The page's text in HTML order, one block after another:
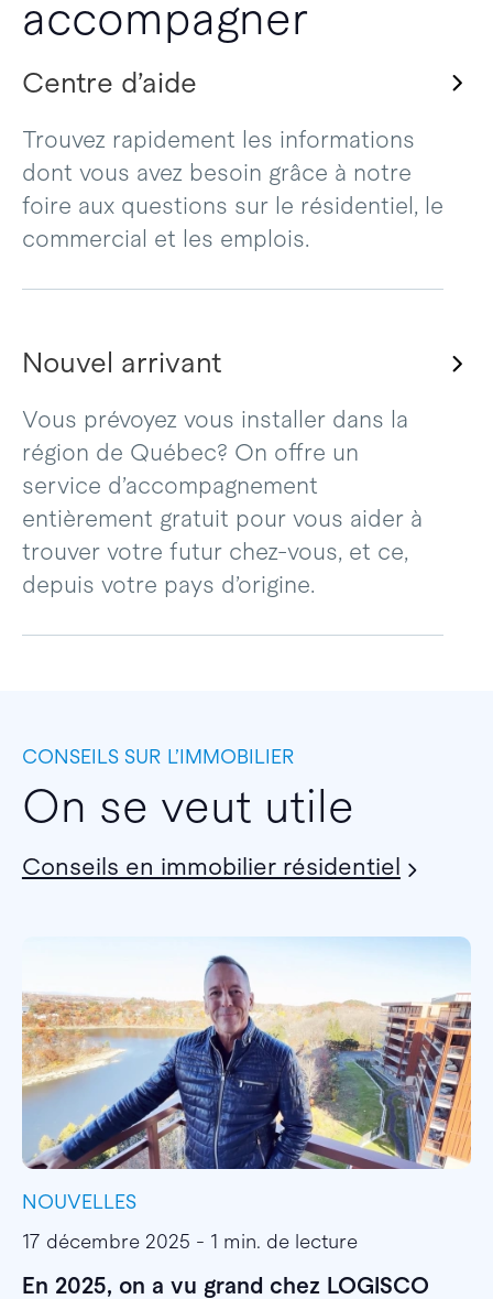
accompagner
Centre d’aide
Trouvez rapidement les informations
dont vous avez besoin grâce à notre
foire aux questions sur le résidentiel, le
commercial et les emplois.
Nouvel arrivant
Vous prévoyez vous installer dans la
région de Québec? On offre un
service d’accompagnement
entièrement gratuit pour vous aider à
trouver votre futur chez-vous, et ce,
depuis votre pays d’origine.
CONSEILS SUR L’IMMOBILIER
On se veut utile
Conseils en immobilier résidentiel
NOUVELLES
17 décembre 2025 - 1 min. de lecture
En 2025, on a vu grand chez LOGISCO